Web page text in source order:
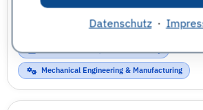
Datenschutz·
Data, Analytics & AI
Electrical Engineering, Energy & Automation
IT Infrastructure, Cloud & Security
Mechanical Engineering & Manufacturing